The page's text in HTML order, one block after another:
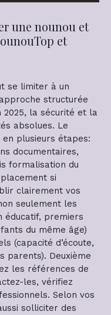
une nounou et
et
se limiter à un
structurée
2025, la sécurité et la
absolues. Le
plusieurs étapes:
documentaires,
formalisation du
si
clairement vos
seulement les
éducatif, premiers
du même âge)
(capacité d’écoute,
parents). Deuxième
les références de
les, vérifiez
Selon vos
solliciter des